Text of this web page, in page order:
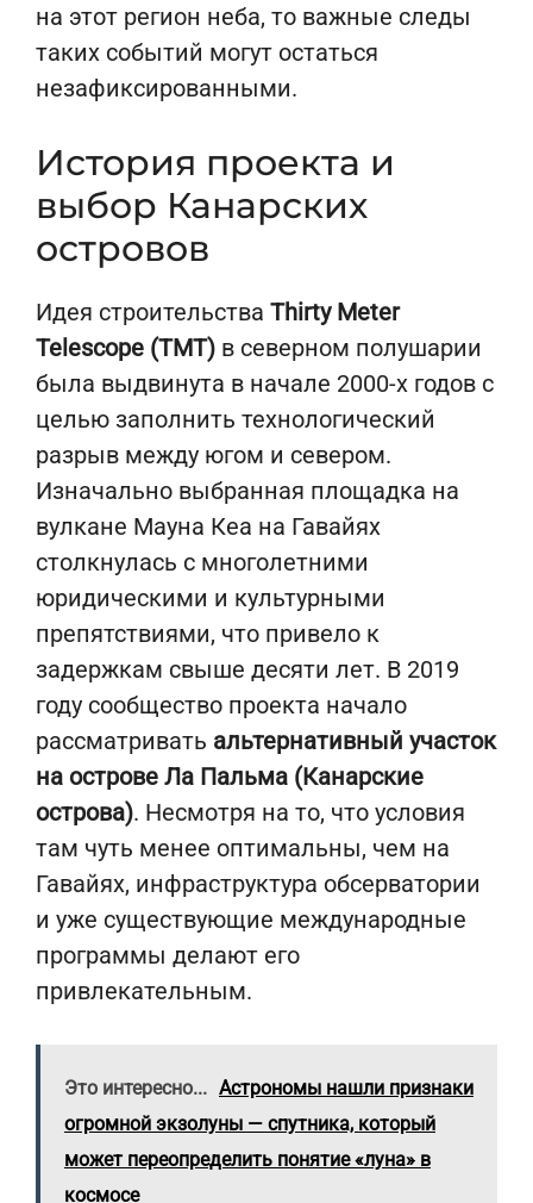
на этот регион неба, то важные следы
таких событий могут остаться
незафиксированными.
История проекта и
выбор Канарских
островов
Идея строительства Thirty Meter
Telescope (TMT) в северном полушарии
была выдвинута в начале 2000-х годов с
целью заполнить технологический
разрыв между югом и севером.
Изначально выбранная площадка на
вулкане Мауна Кеа на Гавайях
столкнулась с многолетними
юридическими и культурными
препятствиями, что привело к
задержкам свыше десяти лет. В 2019
году сообщество проекта начало
рассматривать альтернативный участок
на острове Ла Пальма (Канарские
острова). Несмотря на то, что условия
там чуть менее оптимальны, чем на
Гавайях, инфраструктура обсерватории
и уже существующие международные
программы делают его
привлекательным.
Это интересно... Астрономы нашли признаки
огромной экзолуны — спутника, который
может переопределить понятие «луна» в
космосе